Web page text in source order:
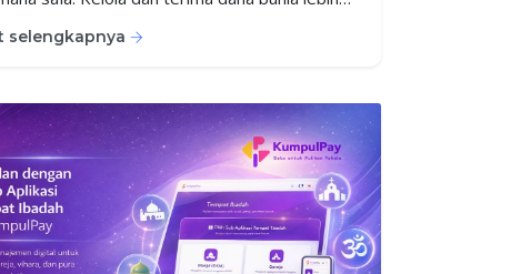
dengan sistem digital yang transparan dan
selengkapnya